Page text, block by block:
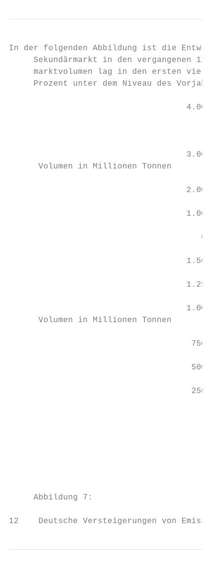
In der folgenden Abbildung ist die
Sekundärmarkt in den vergangenen 12
marktvolumen lag in den ersten vier
Prozent unter dem Niveau des
                                    4.000
                                    3.000
      Volumen in Millionen Tonnen
                                    2.000
                                    1.000
                                       0
                                    1.500
                                    1.250
                                    1.000
      Volumen in Millionen Tonnen
                                     750
                                     500
                                     250
Abbildung 7:
12    Deutsche Versteigerungen von